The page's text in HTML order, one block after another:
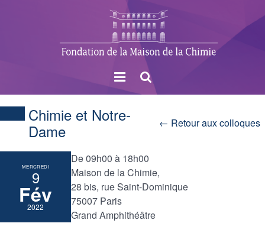
MenuRechercher
Chimie et Notre-
Dame
← Retour aux colloques
MERCREDI
9
Fév
2022
De 09h00 à 18h00
Maison de la Chimie,
28 bis, rue Saint-Dominique
75007 Paris
Grand Amphithéâtre